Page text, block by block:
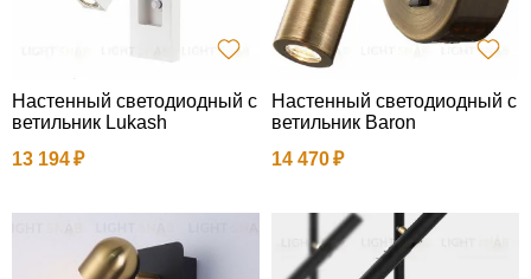
Настенный светодиодный с
ветильник Lukash
13 194
Настенный светодиодный с
ветильник Baron
14 470